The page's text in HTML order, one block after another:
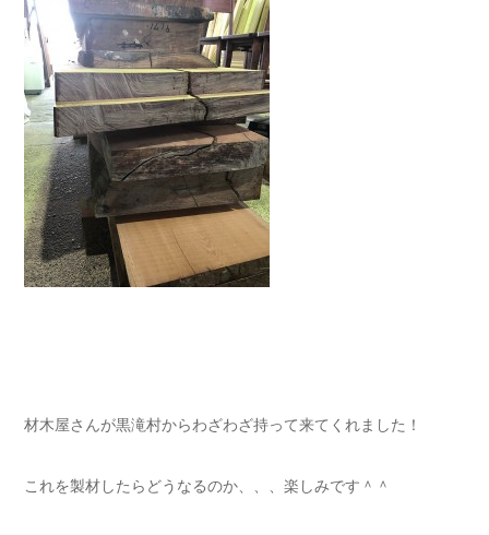
材木屋さんが黒滝村からわざわざ持って来てくれました！
これを製材したらどうなるのか、、、楽しみです＾＾